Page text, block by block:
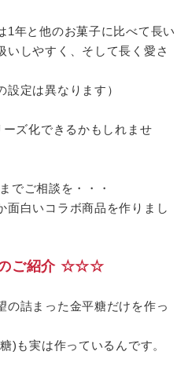
1年と他のお菓子に比べて長い
いしやすく、そして長く愛さ
定は異なります）
ズ化できるかもしれませ
までご相談を・・・
面白いコラボ商品を作りまし
ご紹介 ☆☆☆
の詰まった金平糖だけを作っ
)も実は作っているんです。